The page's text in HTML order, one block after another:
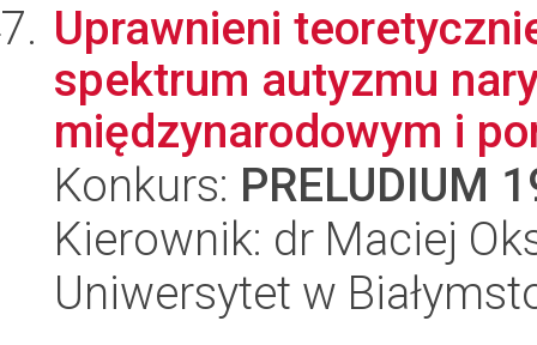
Uprawnieni
spektrum autyzmu
międzynarodowym i
Konkurs: PRELUDIUM
Kierownik: dr Maciej
Uniwersytet w